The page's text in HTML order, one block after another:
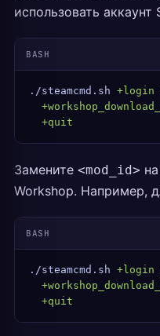
использовать
BASH
./steamcmd.sh +login
  +quit
Замените <mod_id>
Workshop. Например,
BASH
./steamcmd.sh +login
  +quit